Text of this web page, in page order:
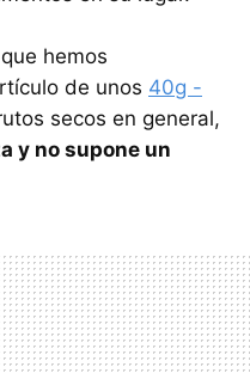
hemos
de unos 40g -
secos en general,
y no supone un